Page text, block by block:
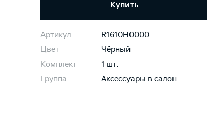
Купить
Артикул
R1610H0000
Цвет
Чёрный
Комплект
1 шт.
Группа
Аксессуары в салон